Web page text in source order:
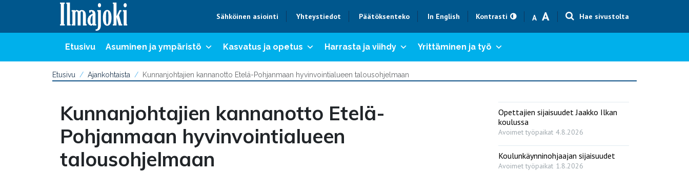
Sähköinen asiointi Yhteystiedot Päätöksenteko In English Kontrasti A
Text size smaller
AText size bigger
Hae sivustolta
Etusivu Asuminen ja ympäristö Kasvatus ja opetus Harrasta ja viihdy Yrittäminen ja työ
Etusivu Ajankohtaista Kunnanjohtajien kannanotto Etelä-Pohjanmaan hyvinvointialueen talousohjelmaan
Kunnanjohtajien kannanotto Etelä-
Pohjanmaan hyvinvointialueen
talousohjelmaan
Opettajien sijaisuudet Jaakko Ilkan
koulussa
Avoimet työpaikat 4.8.2026
Koulunkäynninohjaajan sijaisuudet
Avoimet työpaikat 1.8.2026